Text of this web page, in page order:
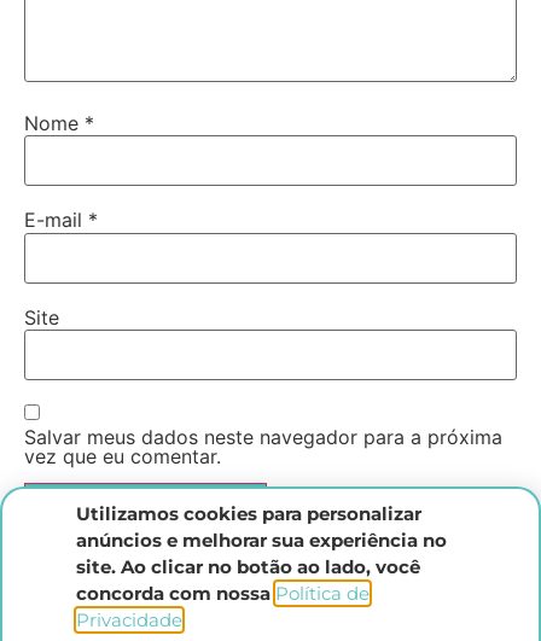
Nome *
E-mail *
Site
Salvar meus dados neste navegador para a próxima
vez que eu comentar.
Utilizamos cookies para personalizar
anúncios e melhorar sua experiência no
site. Ao clicar no botão ao lado, você
concorda com nossa Política de
Privacidade.​